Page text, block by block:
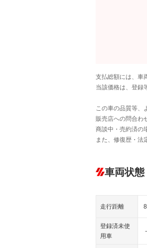
支払総額には、車
当該価格は、登録
この車の品質等、
販売店への問合わ
商談中・売約済の
また、修復歴・法
車両状態
走行距離
登録済未使
用車